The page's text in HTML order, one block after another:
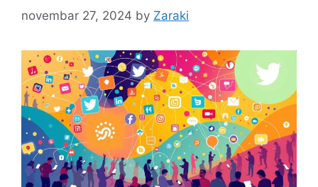
novembar 27, 2024 by Zaraki